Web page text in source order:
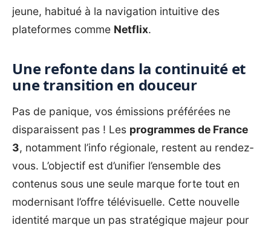
jeune, habitué à la navigation intuitive des
plateformes comme Netflix.
Une refonte dans la continuité et
une transition en douceur
Pas de panique, vos émissions préférées ne
disparaissent pas ! Les programmes de France
3, notamment l’info régionale, restent au rendez-
vous. L’objectif est d’unifier l’ensemble des
contenus sous une seule marque forte tout en
modernisant l’offre télévisuelle. Cette nouvelle
identité marque un pas stratégique majeur pour